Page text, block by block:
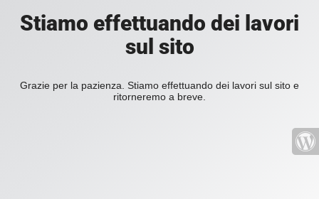
Stiamo effettuando dei lavori
sul sito
Grazie per la pazienza. Stiamo effettuando dei lavori sul sito e
ritorneremo a breve.